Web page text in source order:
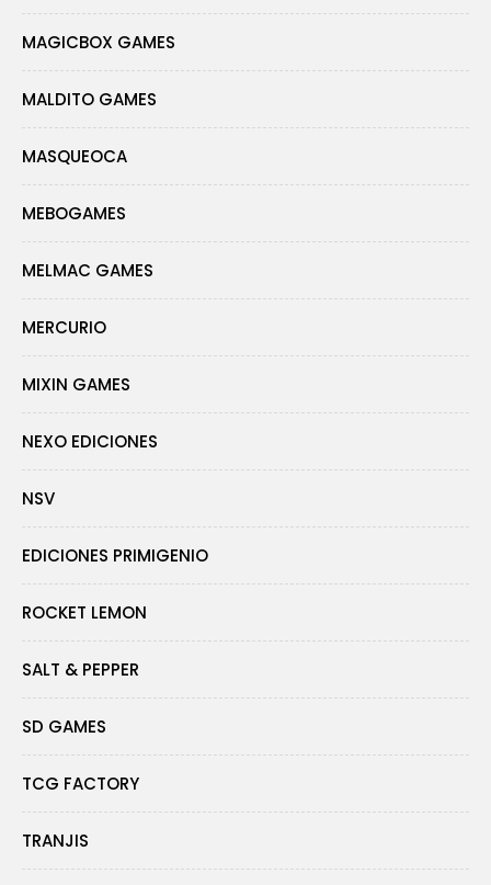
MAGICBOX GAMES
MALDITO GAMES
MASQUEOCA
MEBOGAMES
MELMAC GAMES
MERCURIO
MIXIN GAMES
NEXO EDICIONES
NSV
EDICIONES PRIMIGENIO
ROCKET LEMON
SALT & PEPPER
SD GAMES
TCG FACTORY
TRANJIS